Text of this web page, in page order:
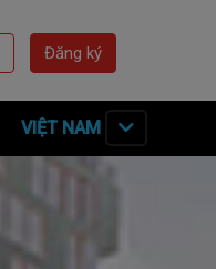
Đăng ký
VIỆT NAM